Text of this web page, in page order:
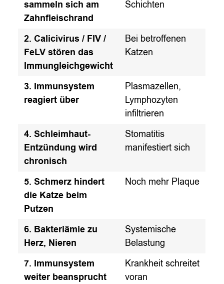
sammeln sich am
Zahnfleischrand
Schichten
2. Calicivirus / FIV /
FeLV stören das
Immungleichgewicht
Bei betroffenen
Katzen
3. Immunsystem
reagiert über
Plasmazellen,
Lymphozyten
infiltrieren
4. Schleimhaut-
Entzündung wird
chronisch
Stomatitis
manifestiert sich
5. Schmerz hindert
die Katze beim
Putzen
Noch mehr Plaque
6. Bakteriämie zu
Herz, Nieren
Systemische
Belastung
7. Immunsystem
weiter beansprucht
Krankheit schreitet
voran